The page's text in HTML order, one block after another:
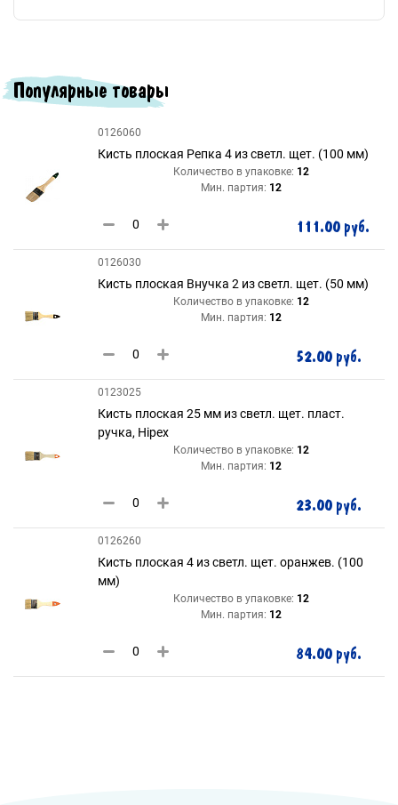
Популярные товары
0126060
Кисть плоская Репка 4 из светл. щет. (100 мм)
Количество в упаковке: 12
Мин. партия: 12
111.00 руб.
0126030
Кисть плоская Внучка 2 из светл. щет. (50 мм)
Количество в упаковке: 12
Мин. партия: 12
52.00 руб.
0123025
Кисть плоская 25 мм из светл. щет. пласт.
ручка, Hipex
Количество в упаковке: 12
Мин. партия: 12
23.00 руб.
0126260
Кисть плоская 4 из светл. щет. оранжев. (100
мм)
Количество в упаковке: 12
Мин. партия: 12
84.00 руб.